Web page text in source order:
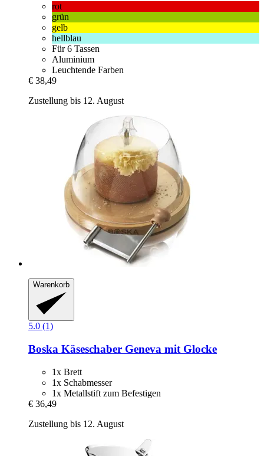
rot
grün
gelb
hellblau
Für 6 Tassen
Aluminium
Leuchtende Farben
€ 38,49
Zustellung bis 12. August
Warenkorb
5.0 (1)
Boska Käseschaber Geneva mit Glocke
1x Brett
1x Schabmesser
1x Metallstift zum Befestigen
€ 36,49
Zustellung bis 12. August